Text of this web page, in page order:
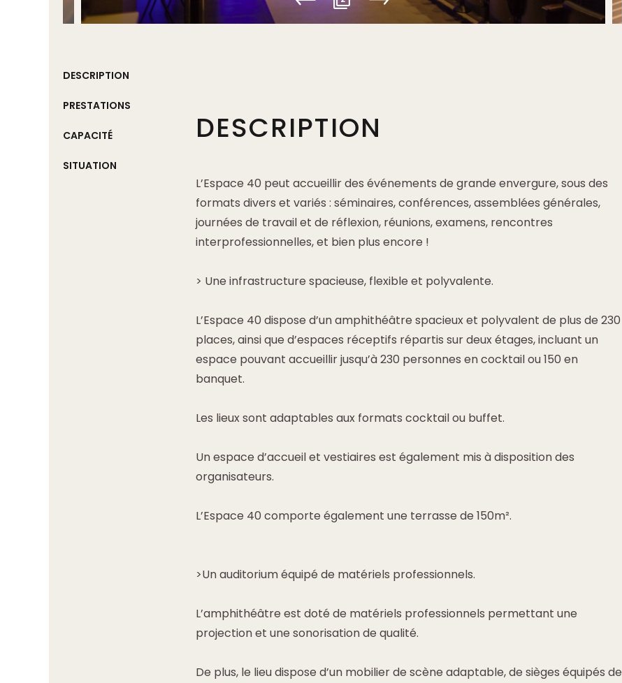
DESCRIPTION
PRESTATIONS
CAPACITÉ
SITUATION
DESCRIPTION
L’Espace 40 peut accueillir des événements de grande envergure, sous des
formats divers et variés : séminaires, conférences, assemblées générales,
journées de travail et de réflexion, réunions, examens, rencontres
interprofessionnelles, et bien plus encore !
> Une infrastructure spacieuse, flexible et polyvalente.
L’Espace 40 dispose d’un amphithéâtre spacieux et polyvalent de plus de 230
places, ainsi que d’espaces réceptifs répartis sur deux étages, incluant un
espace pouvant accueillir jusqu’à 230 personnes en cocktail ou 150 en
banquet.
Les lieux sont adaptables aux formats cocktail ou buffet.
Un espace d’accueil et vestiaires est également mis à disposition des
organisateurs.
L’Espace 40 comporte également une terrasse de 150m².
>Un auditorium équipé de matériels professionnels.
L’amphithéâtre est doté de matériels professionnels permettant une
projection et une sonorisation de qualité.
De plus, le lieu dispose d’un mobilier de scène adaptable, de sièges équipés de